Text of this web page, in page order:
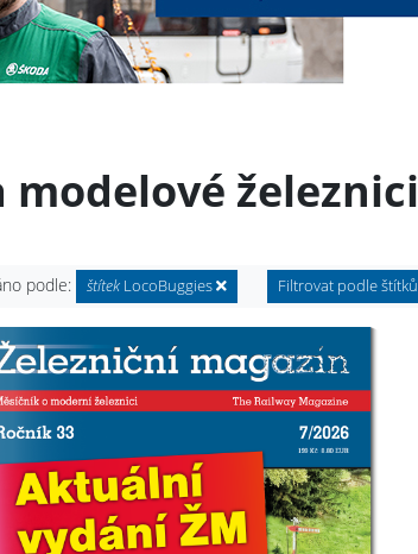
železnici
podle:
štítek LocoBuggies Filtrovat podle štítků